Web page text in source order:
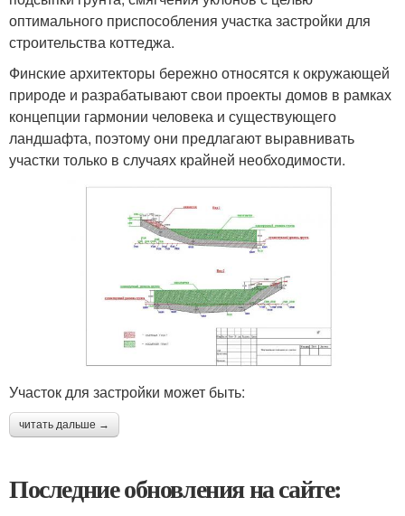
оптимального приспособления участка застройки для
строительства коттеджа.
Финские архитекторы бережно относятся к окружающей
природе и разрабатывают свои проекты домов в рамках
концепции гармонии человека и существующего
ландшафта, поэтому они предлагают выравнивать
участки только в случаях крайней необходимости.
Участок для застройки может быть:
читать дальше →
Последние обновления на сайте: